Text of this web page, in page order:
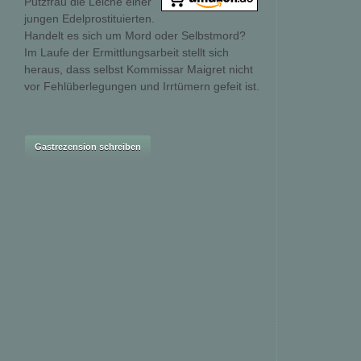
jungen Edelprostituierten.
Handelt es sich um Mord oder Selbstmord?
Im Laufe der Ermittlungsarbeit stellt sich
heraus, dass selbst Kommissar Maigret nicht
vor Fehlüberlegungen und Irrtümern gefeit ist.